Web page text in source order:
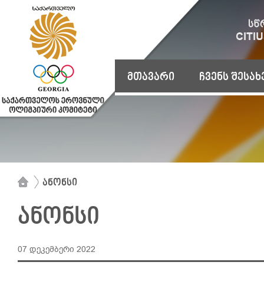
მთავარი ჩვენს
ანონსი
ანონსი
07 დეკემბერი 2022